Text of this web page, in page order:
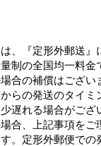
、『定形外郵送』
制の全国均一料金
合の補償はござい
らの発送のタイミ
遅れる場合がご
合、上記事項をご
。定形外郵便での